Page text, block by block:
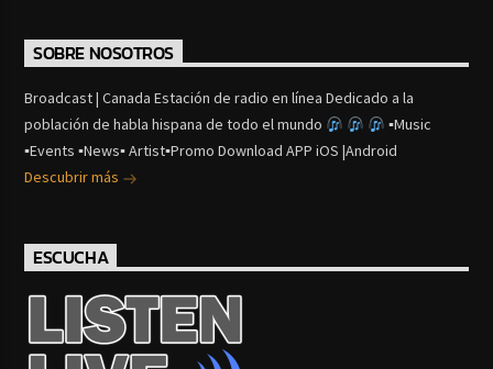
SOBRE NOSOTROS
Broadcast | Canada Estación de radio en línea Dedicado a la
población de habla hispana de todo el mundo
▪Music
▪Events ▪News▪ Artist▪Promo Download APP iOS |Android
Descubrir más
ESCUCHA